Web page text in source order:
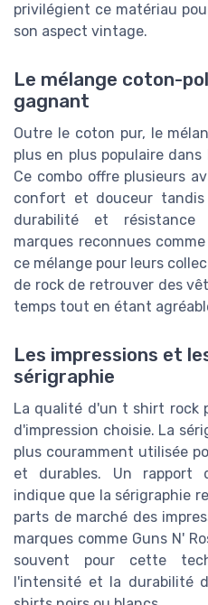
privilégient ce matériau
son aspect vintage.
Le mélange coton-
gagnant
Outre le coton pur, le
plus en plus populaire
Ce combo offre plusieurs
confort et douceur
durabilité et résistance
marques reconnues
ce mélange pour leurs
de rock de retrouver des
temps tout en étant
Les impressions et
sérigraphie
La qualité d'un t shirt rock
d'impression choisie. La
plus couramment utilisée
et durables. Un rapport
indique que la sérigraphie
parts de marché des
marques comme Guns N'
souvent pour cette
l'intensité et la durabilité